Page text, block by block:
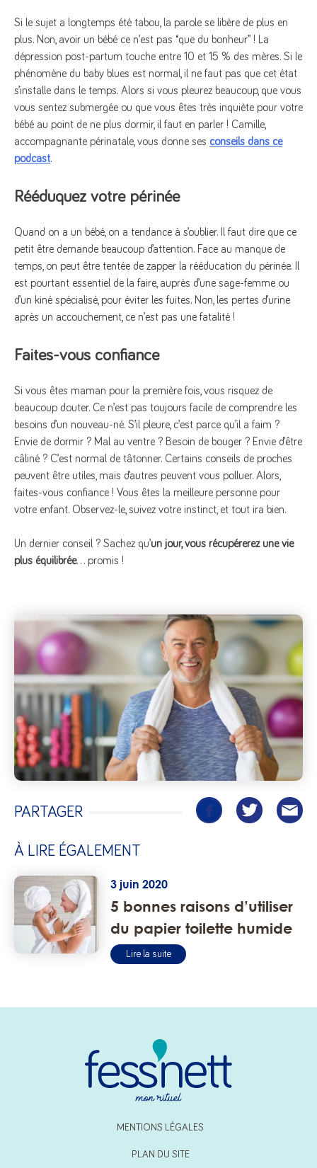
Si le sujet a longtemps été tabou, la parole se libère de plus en
plus. Non, avoir un bébé ce n’est pas “que du bonheur” ! La
dépression post-partum touche entre 10 et 15 % des mères. Si le
phénomène du baby blues est normal, il ne faut pas que cet état
s’installe dans le temps. Alors si vous pleurez beaucoup, que vous
vous sentez submergée ou que vous êtes très inquiète pour votre
bébé au point de ne plus dormir, il faut en parler ! Camille,
accompagnante périnatale, vous donne ses conseils dans ce
podcast.
Rééduquez votre périnée
Quand on a un bébé, on a tendance à s’oublier. Il faut dire que ce
petit être demande beaucoup d’attention. Face au manque de
temps, on peut être tentée de zapper la rééducation du périnée. Il
est pourtant essentiel de la faire, auprès d’une sage-femme ou
d’un kiné spécialisé, pour éviter les fuites. Non, les pertes d’urine
après un accouchement, ce n’est pas une fatalité !
Faites-vous confiance
Si vous êtes maman pour la première fois, vous risquez de
beaucoup douter. Ce n’est pas toujours facile de comprendre les
besoins d’un nouveau-né. S’il pleure, c’est parce qu’il a faim ?
Envie de dormir ? Mal au ventre ? Besoin de bouger ? Envie d’être
câliné ? C’est normal de tâtonner. Certains conseils de proches
peuvent être utiles, mais d’autres peuvent vous polluer. Alors,
faites-vous confiance ! Vous êtes la meilleure personne pour
votre enfant. Observez-le, suivez votre instinct, et tout ira bien.
Un dernier conseil ? Sachez qu’un jour, vous récupérerez une vie
plus équilibrée… promis !
PARTAGER
À LIRE ÉGALEMENT
3 juin 2020
5 bonnes raisons d’utiliser
du papier toilette humide
Lire la suite
MENTIONS LÉGALES
PLAN DU SITE